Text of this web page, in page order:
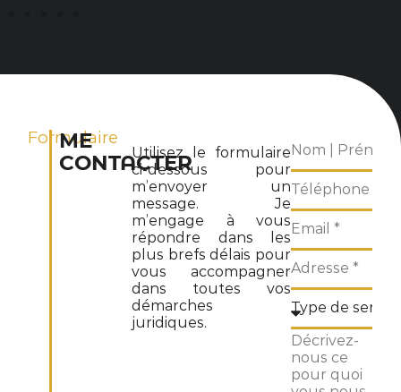
Formulaire
ME
CONTACTERUtilisez le formulaire
ci-dessous pour
m’envoyer un
message. Je
m’engage à vous
répondre dans les
plus brefs délais pour
vous accompagner
dans toutes vos
démarches
juridiques.